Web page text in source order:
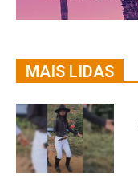
MAIS LIDAS